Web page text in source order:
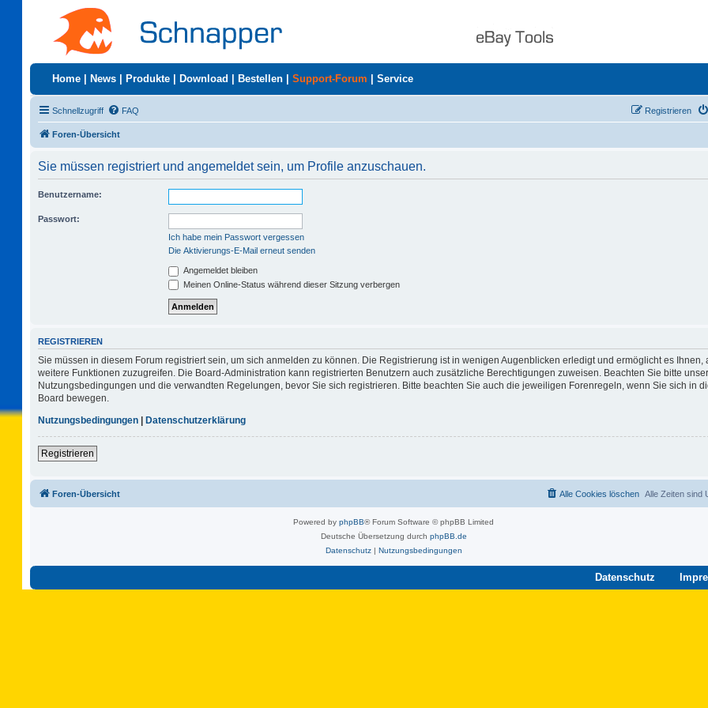
Home News Produkte Download Bestellen Support-Forum Service
Schnellzugriff FAQ Registrieren
Foren-Übersicht
Sie müssen registriert und angemeldet sein, um Profile anzuschauen.
Benutzername:
Passwort:
Ich habe mein Passwort vergessen
Die Aktivierungs-E-Mail erneut senden
Angemeldet bleiben
Meinen Online-Status während dieser Sitzung verbergen
REGISTRIEREN
Sie müssen in diesem Forum registriert sein, um sich anmelden zu können. Die Registrierung ist in wenigen Augenblicken erledigt und ermöglicht es Ihnen,
weitere Funktionen zuzugreifen. Die Board-Administration kann registrierten Benutzern auch zusätzliche Berechtigungen zuweisen. Beachten Sie bitte
Nutzungsbedingungen und die verwandten Regelungen, bevor Sie sich registrieren. Bitte beachten Sie auch die jeweiligen Forenregeln, wenn Sie sich in
Board bewegen.
Nutzungsbedingungen | Datenschutzerklärung
Registrieren
Foren-Übersicht Alle Zeiten sind
Alle Cookies löschen
Powered by phpBB® Forum Software © phpBB Limited
Deutsche Übersetzung durch phpBB.de
Datenschutz| Nutzungsbedingungen
Datenschutz